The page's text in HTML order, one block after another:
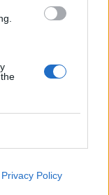
Privacy Policy
de 30 000
000 km.
» miracles
un problème
des